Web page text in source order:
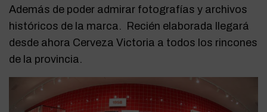
Además de poder admirar fotografías y archivos
históricos de la marca. Recién elaborada llegará
desde ahora Cerveza Victoria a todos los rincones
de la provincia.